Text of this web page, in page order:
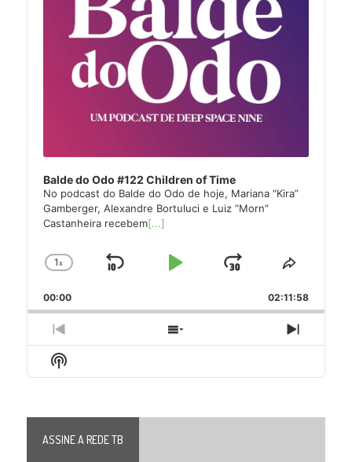
Balde do Odo #122 Children of Time
No podcast do Balde do Odo de hoje, Mariana “Kira”
Gamberger, Alexandre Bortuluci e Luiz “Morn”
Castanheira recebem[...]
Change
Rate
1x
Skip
Play
Jump
Forward
Share
Episode
00:00 02:11:58
Previous
Episode
Show
Episodes
Next
Episode
Show
Podcast
ASSINE A REDE TB